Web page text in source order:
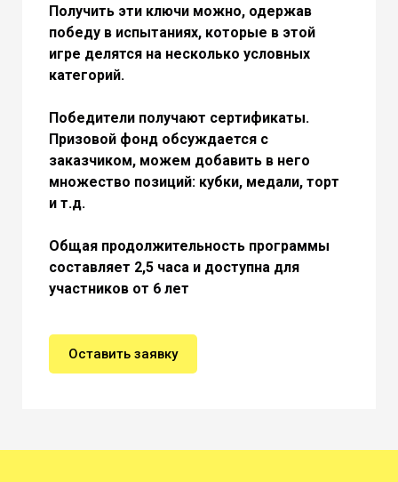
Получить эти ключи можно, одержав
победу в испытаниях, которые в этой
игре делятся на несколько условных
категорий.
Победители получают сертификаты.
Призовой фонд обсуждается с
заказчиком, можем добавить в него
множество позиций: кубки, медали, торт
и т.д.
Общая продолжительность программы
составляет 2,5 часа и доступна для
участников от 6 лет
Оставить заявку